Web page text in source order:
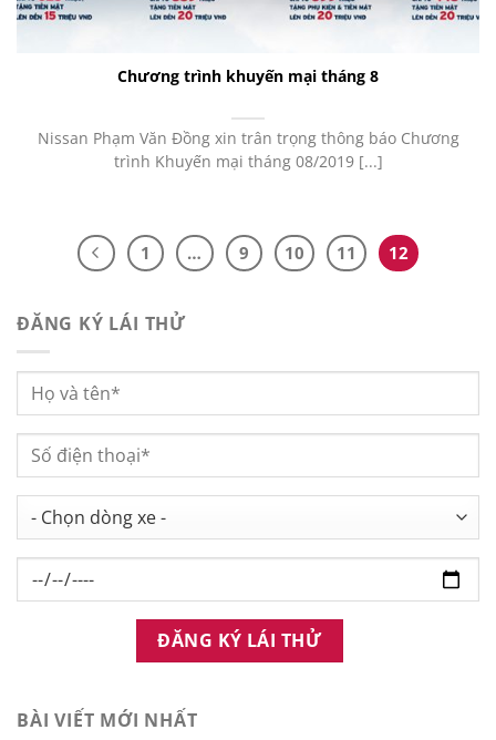
Chương trình khuyến mại tháng 8
Nissan Phạm Văn Đồng xin trân trọng thông báo Chương
trình Khuyến mại tháng 08/2019 [...]
1 … 9 10 11 12
ĐĂNG KÝ LÁI THỬ
BÀI VIẾT MỚI NHẤT